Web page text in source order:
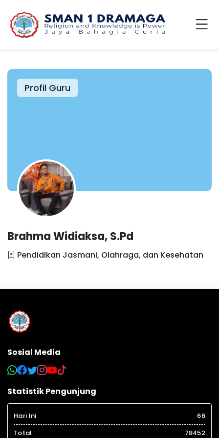
Profil Guru
Brahma Widiaksa, S.Pd
Pendidikan Jasmani, Olahraga, dan Kesehatan
Sosial Media
Statistik Pengunjung
Hari Ini
66
Total
78452